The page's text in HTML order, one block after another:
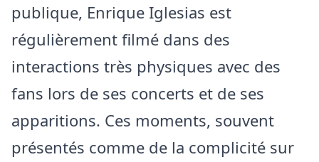
publique, Enrique Iglesias est
régulièrement filmé dans des
interactions très physiques avec des
fans lors de ses concerts et de ses
apparitions. Ces moments, souvent
présentés comme de la complicité sur